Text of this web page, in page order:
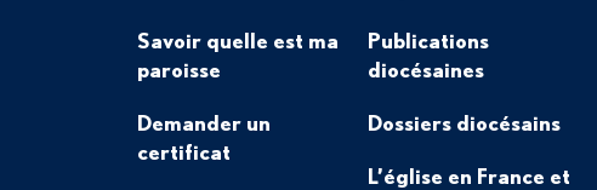
Savoir quelle est ma
paroisse
Demander un
certificat
Publications
diocésaines
Dossiers diocésains
L’église en France et